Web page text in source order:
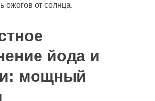
ожогов от солнца.
йода и
мощный